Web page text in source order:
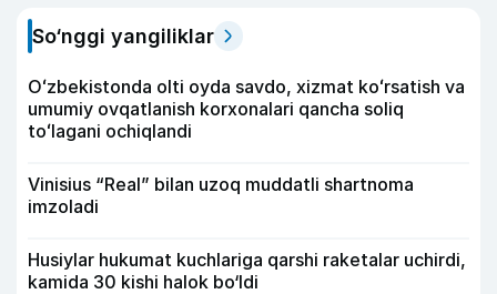
So‘nggi yangiliklar
Oʻzbekistonda olti oyda savdo, xizmat koʻrsatish va
umumiy ovqatlanish korxonalari qancha soliq
toʻlagani ochiqlandi
Vinisius “Real” bilan uzoq muddatli shartnoma
imzoladi
Husiylar hukumat kuchlariga qarshi raketalar uchirdi,
kamida 30 kishi halok bo‘ldi